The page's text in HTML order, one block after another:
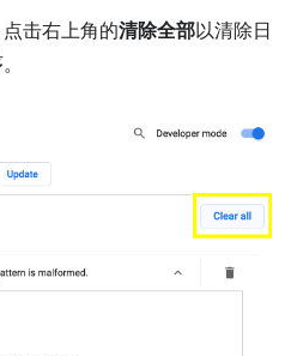
击右上角的清除全部以清除日